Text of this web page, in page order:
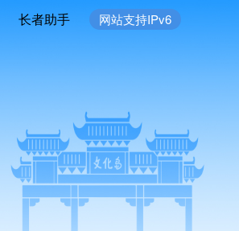
长者助手 网站支持IPv6